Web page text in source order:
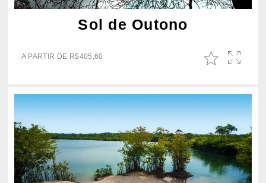
Sol de Outono
A PARTIR DE R$405,60